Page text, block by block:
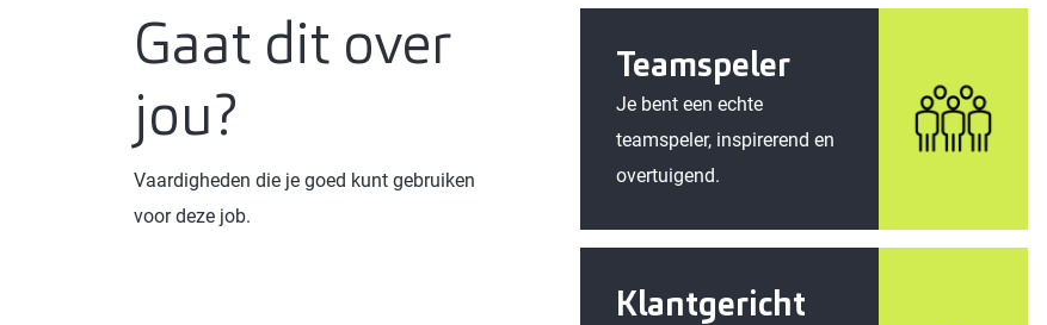
Gaat dit over
jou?
Vaardigheden die je goed kunt gebruiken
voor deze job.
Teamspeler
Je bent een echte
teamspeler, inspirerend en
overtuigend.
Klantgericht